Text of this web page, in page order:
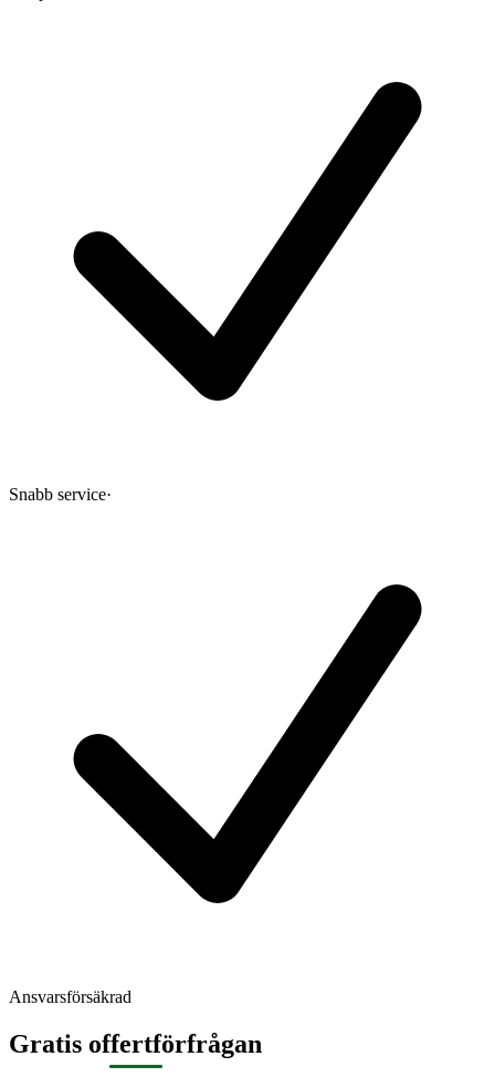
Snabb service·
Ansvarsförsäkrad
Gratis offertförfrågan